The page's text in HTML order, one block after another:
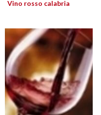
Vino rosso calabria